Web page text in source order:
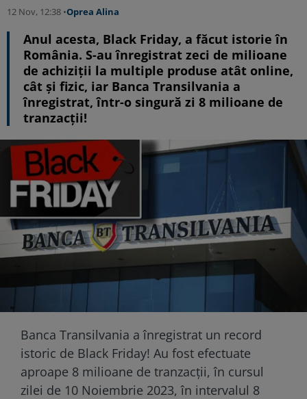
12 Nov, 12:38 •Oprea Alina
Anul acesta, Black Friday, a făcut istorie în
România. S-au înregistrat zeci de milioane
de achiziții la multiple produse atât online,
cât și fizic, iar Banca Transilvania a
înregistrat, într-o singură zi 8 milioane de
tranzacții!
Banca Transilvania a înregistrat un record
istoric de Black Friday! Au fost efectuate
aproape 8 milioane de tranzacții, în cursul
zilei de 10 Noiembrie 2023, în intervalul 8